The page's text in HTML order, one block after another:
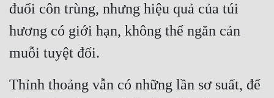
Kinh Dị
Kiếm Hiệp
đuổi côn trùng, nhưng hiệu quả của túi
hương có giới hạn, không thể ngăn cản
muỗi tuyệt đối.
Thỉnh thoảng vẫn có những lần sơ suất, để